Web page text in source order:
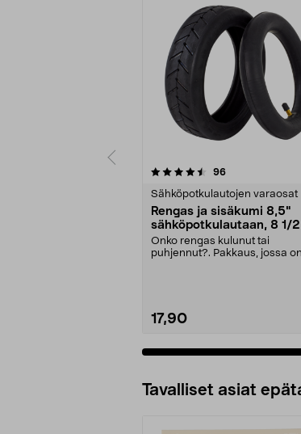
96arvostelut
Sähköpotkulautojen varaosat
Rengas ja sisäkumi 8,5"
sähköpotkulautaan, 8 1/
Onko rengas kulunut tai
puhjennut?. Pakkaus, jossa on
17,90
5.0 viidestä
Tavalliset asiat